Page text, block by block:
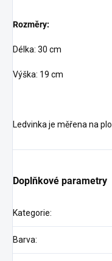
Rozměry:
Délka: 30 cm
Výška: 19 cm
Ledvinka je měřena na
Doplňkové parametry
Kategorie:
Barva: